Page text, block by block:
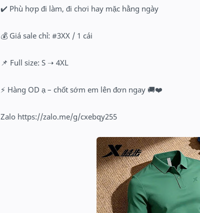
✔️ Phù hợp đi làm, đi chơi hay mặc hằng ngày
💰 Giá sale chỉ: #3XX / 1 cái
📌 Full size: S ➝ 4XL
⚡ Hàng OD ạ – chốt sớm em lên đơn ngay 🚚❤️
Zalo https://zalo.me/g/cxebqy255